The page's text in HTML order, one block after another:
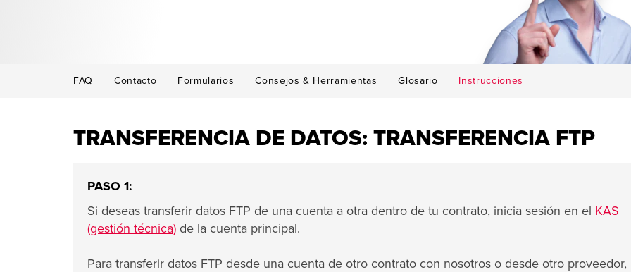
FAQ Contacto Formularios Consejos & Herramientas Glosario Instrucciones
TRANSFERENCIA DE DATOS: TRANSFERENCIA FTP
PASO 1:
Si deseas transferir datos FTP de una cuenta a otra dentro de tu contrato, inicia sesión en el KAS
(gestión técnica) de la cuenta principal.
Para transferir datos FTP desde una cuenta de otro contrato con nosotros o desde otro proveedor,